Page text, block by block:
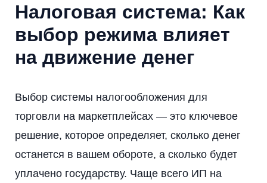
Налоговая система: Как
выбор режима влияет
на движение денег
Выбор системы налогообложения для
торговли на маркетплейсах — это ключевое
решение, которое определяет, сколько денег
останется в вашем обороте, а сколько будет
уплачено государству. Чаще всего ИП на